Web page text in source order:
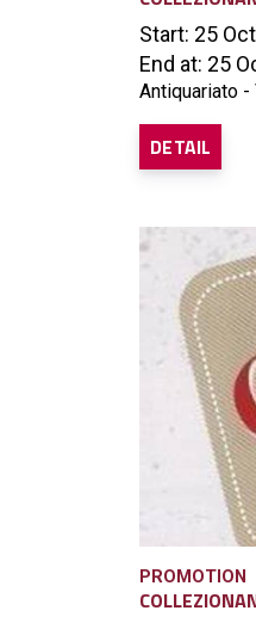
Start: 25
End at: 25
Antiquariato
DETAIL
PROMOTION